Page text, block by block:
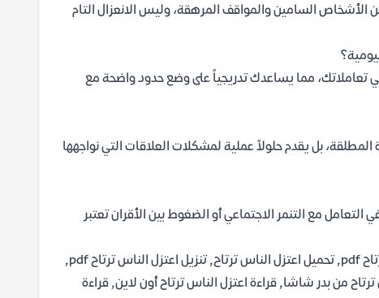
عن الأشخاص السامين والمواقف المرهقة، وليس الانعزال التام
تعاملاتك، مما يساعدك تدريجياً على وضع حدود واضحة مع
المطلقة، بل يقدم حلولاً عملية لمشكلات العلاقات التي نواجهها
مع التنمر الاجتماعي أو الضغوط بين الأقران تعتبر
تحميل اعتزل الناس ترتاح pdf, تحميل كتاب اعتزل الناس ترتاح pdf, تحميل اعتزل الناس ترتاح, تنزيل اعتزل الناس ترتاح pdf,
من بدر شاشا, قراءة اعتزل الناس ترتاح أون لاين, قراءة